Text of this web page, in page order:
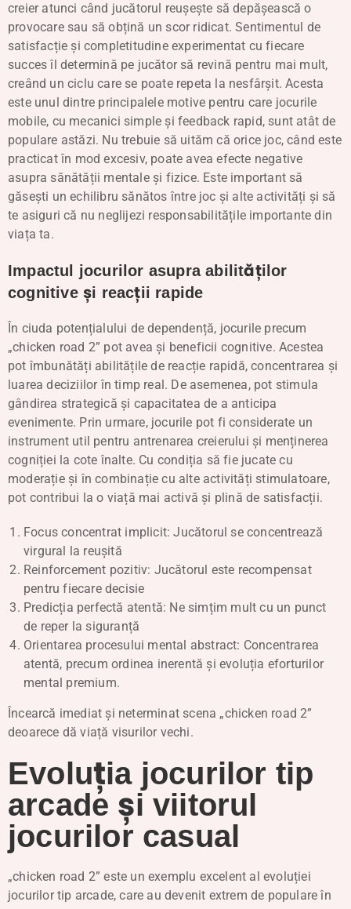
creier atunci când jucătorul reușește să depășească o
provocare sau să obțină un scor ridicat. Sentimentul de
satisfacție și completitudine experimentat cu fiecare
succes îl determină pe jucător să revină pentru mai mult,
creând un ciclu care se poate repeta la nesfârșit. Acesta
este unul dintre principalele motive pentru care jocurile
mobile, cu mecanici simple și feedback rapid, sunt atât de
populare astăzi. Nu trebuie să uităm că orice joc, când este
practicat în mod excesiv, poate avea efecte negative
asupra sănătății mentale și fizice. Este important să
găsești un echilibru sănătos între joc și alte activități și să
te asiguri că nu neglijezi responsabilitățile importante din
viața ta.
Impactul jocurilor asupra abilităților
cognitive și reacții rapide
În ciuda potențialului de dependență, jocurile precum
„chicken road 2” pot avea și beneficii cognitive. Acestea
pot îmbunătăți abilitățile de reacție rapidă, concentrarea și
luarea deciziilor în timp real. De asemenea, pot stimula
gândirea strategică și capacitatea de a anticipa
evenimente. Prin urmare, jocurile pot fi considerate un
instrument util pentru antrenarea creierului și menținerea
cogniției la cote înalte. Cu condiția să fie jucate cu
moderație și în combinație cu alte activități stimulatoare,
pot contribui la o viață mai activă și plină de satisfacții.
Focus concentrat implicit: Jucătorul se concentrează
virgural la reușită
Reinforcement pozitiv: Jucătorul este recompensat
pentru fiecare decisie
Predicția perfectă atentă: Ne simțim mult cu un punct
de reper la siguranță
Orientarea procesului mental abstract: Concentrarea
atentă, precum ordinea inerentă și evoluția eforturilor
mental premium.
Încearcă imediat și neterminat scena „chicken road 2”
deoarece dă viață visurilor vechi.
Evoluția jocurilor tip
arcade și viitorul
jocurilor casual
„chicken road 2” este un exemplu excelent al evoluției
jocurilor tip arcade, care au devenit extrem de populare în